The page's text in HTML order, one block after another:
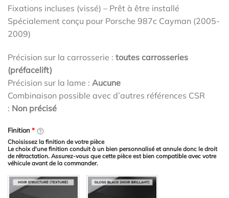
Fixations incluses (vissé) – Prêt à être installé
Spécialement conçu pour Porsche 987c Cayman (2005-
2009)
Précision sur la carrosserie : toutes carrosseries
(préfacelift)
Précision sur la lame : Aucune
Combinaison possible avec d’autres références CSR
: Non précisé
Finition*
Choisissez la finition de votre pièce
Le choix d'une finition conduit à un bien personnalisé et annule donc le droit
de rétractation. Assurez-vous que cette pièce est bien compatible avec votre
véhicule avant de la commander.